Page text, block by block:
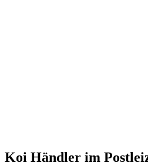
Koi Händler im